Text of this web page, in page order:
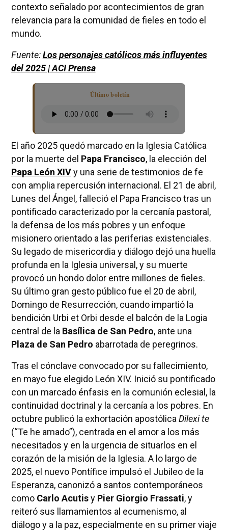
contexto señalado por acontecimientos de gran
relevancia para la comunidad de fieles en todo el
mundo.
Fuente:Los personajes católicos más influyentes
del 2025 | ACI Prensa
Último boletín
El año 2025 quedó marcado en la Iglesia Católica
por la muerte del Papa Francisco, la elección del
Papa León XIVy una serie de testimonios de fe
con amplia repercusión internacional. El 21 de abril,
Lunes del Ángel, falleció el Papa Francisco tras un
pontificado caracterizado por la cercanía pastoral,
la defensa de los más pobres y un enfoque
misionero orientado a las periferias existenciales.
Su legado de misericordia y diálogo dejó una huella
profunda en la Iglesia universal, y su muerte
provocó un hondo dolor entre millones de fieles.
Su último gran gesto público fue el 20 de abril,
Domingo de Resurrección, cuando impartió la
bendición Urbi et Orbi desde el balcón de la Logia
central de la Basílica de San Pedro, ante una
Plaza de San Pedro abarrotada de peregrinos.
Tras el cónclave convocado por su fallecimiento,
en mayo fue elegido León XIV. Inició su pontificado
con un marcado énfasis en la comunión eclesial, la
continuidad doctrinal y la cercanía a los pobres. En
octubre publicó la exhortación apostólicaDilexi te
(“Te he amado”), centrada en el amor a los más
necesitados y en la urgencia de situarlos en el
corazón de la misión de la Iglesia. A lo largo de
2025, el nuevo Pontífice impulsó el Jubileo de la
Esperanza, canonizó a santos contemporáneos
como Carlo Acutisy Pier Giorgio Frassati, y
reiteró sus llamamientos al ecumenismo, al
diálogo y a la paz, especialmente en su primer viaje